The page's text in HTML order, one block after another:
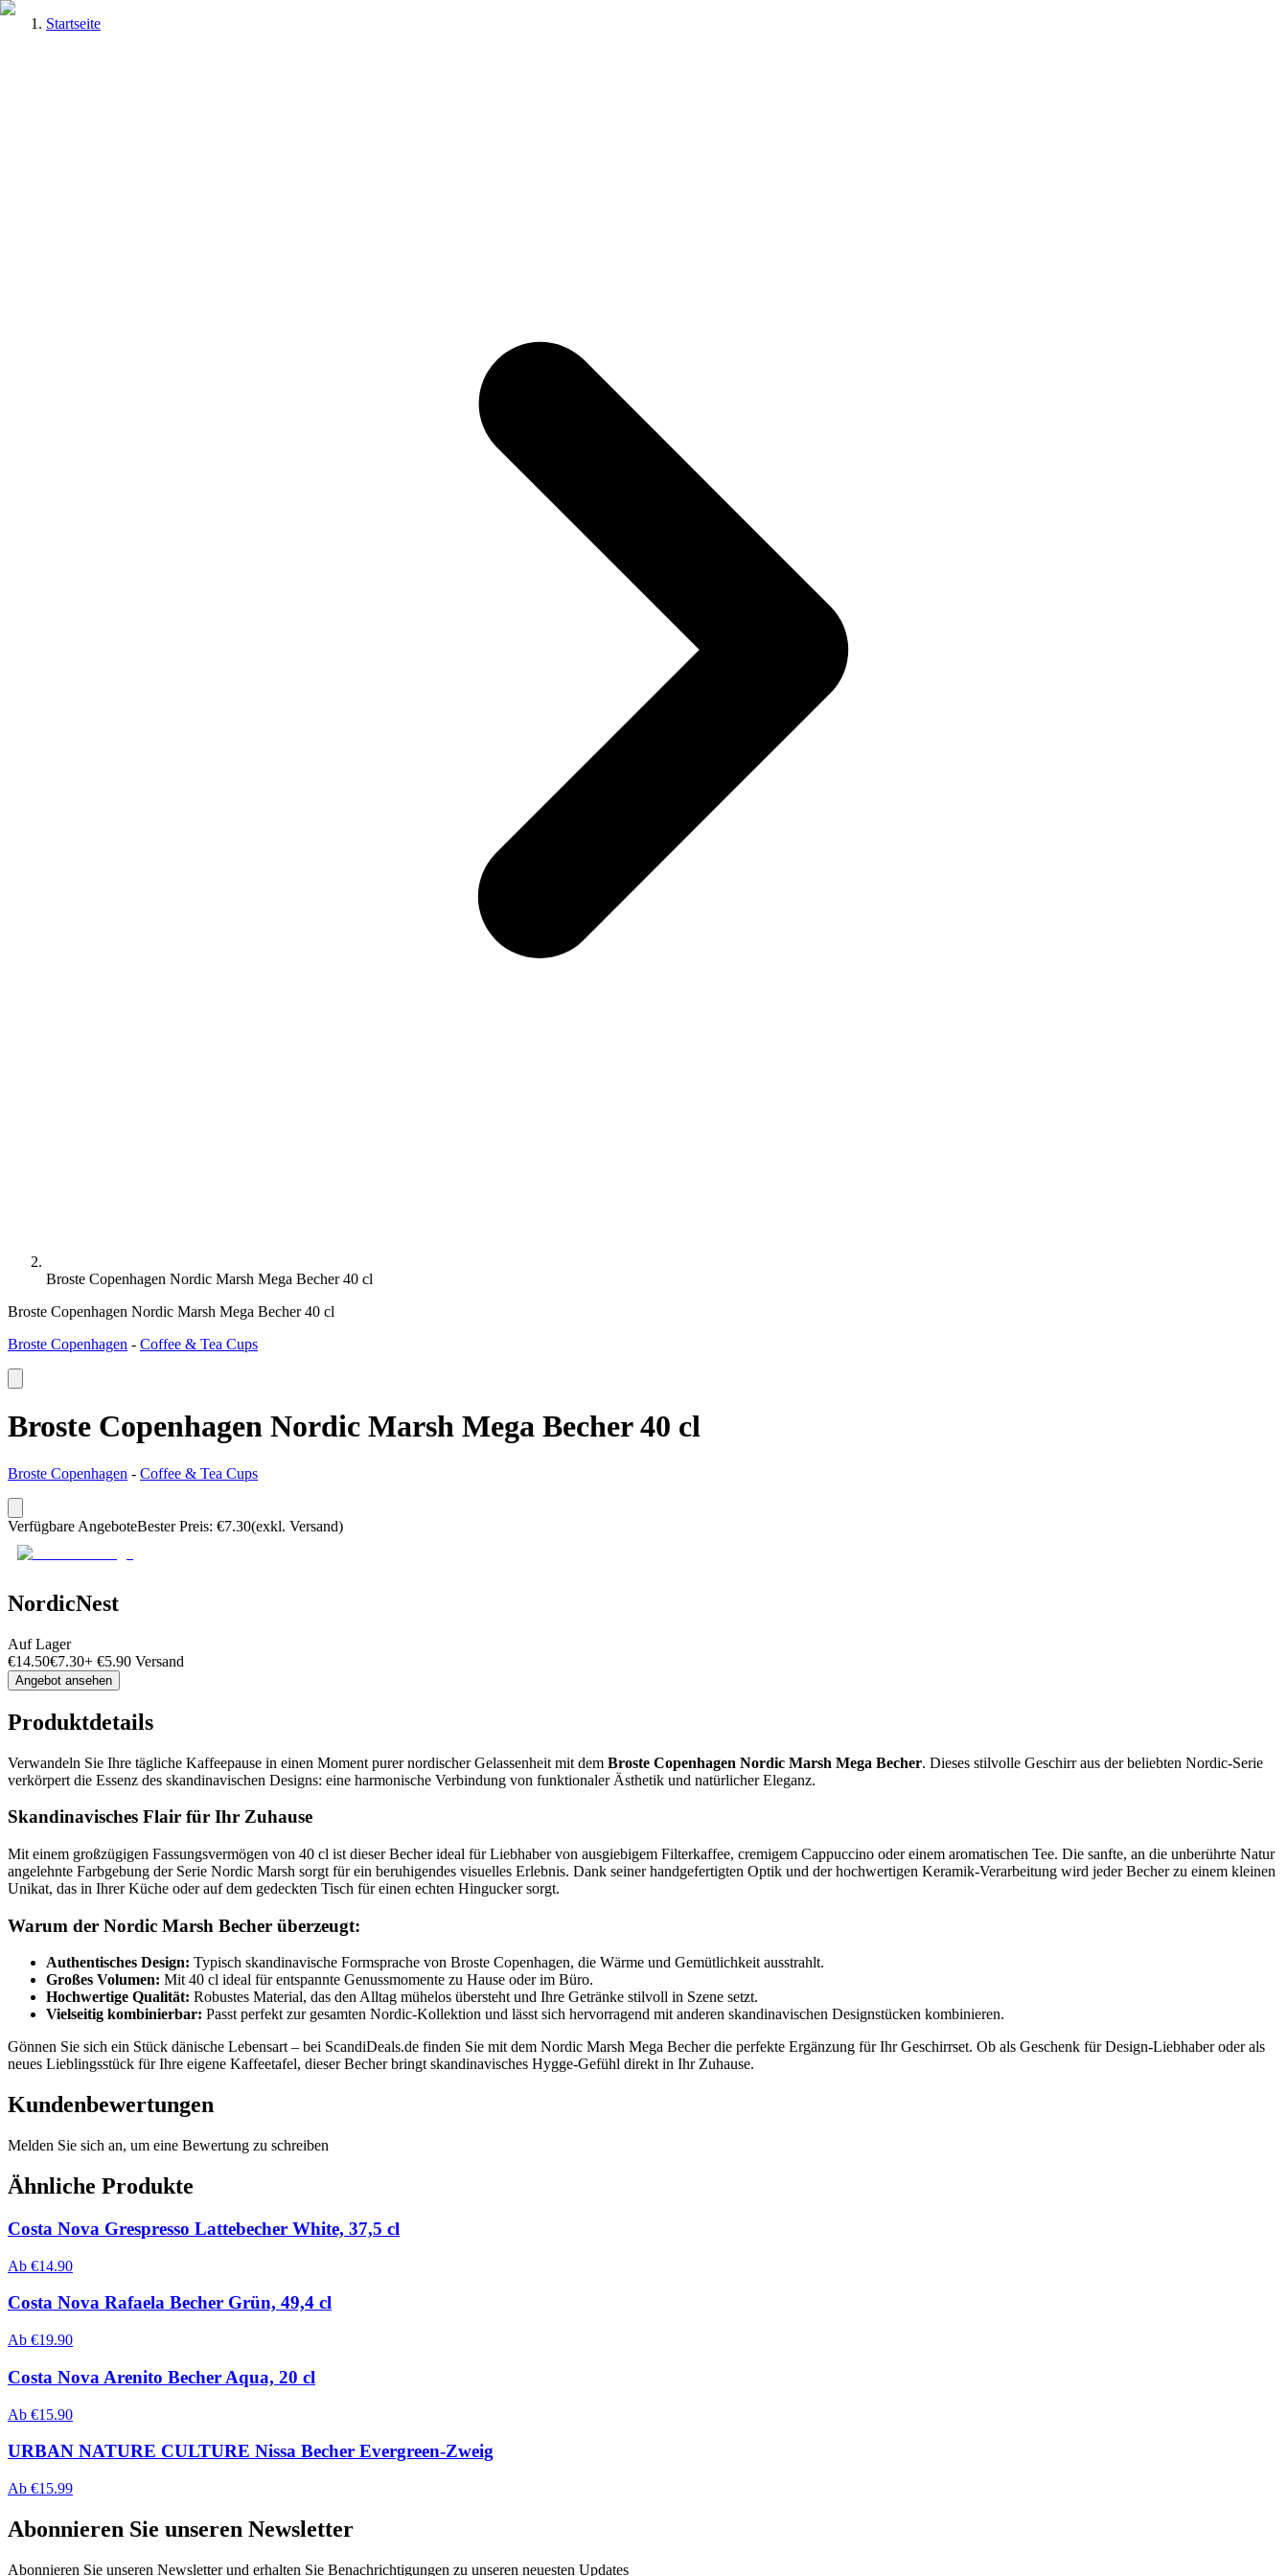
Startseite
Broste Copenhagen Nordic Marsh Mega Becher 40 cl
Broste Copenhagen Nordic Marsh Mega Becher 40 cl
Broste Copenhagen - Coffee & Tea Cups
Broste Copenhagen Nordic Marsh Mega Becher 40 cl
Broste Copenhagen - Coffee & Tea Cups
Verfügbare AngeboteBester Preis: €7.30(exkl. Versand)
NordicNest
Auf Lager
€14.50€7.30+ €5.90 Versand
Angebot ansehen
Produktdetails
Verwandeln Sie Ihre tägliche Kaffeepause in einen Moment purer nordischer Gelassenheit mit dem Broste Copenhagen Nordic Marsh Mega Becher. Dieses stilvolle Geschirr aus der beliebten Nordic-Serie
verkörpert die Essenz des skandinavischen Designs: eine harmonische Verbindung von funktionaler Ästhetik und natürlicher Eleganz.
Skandinavisches Flair für Ihr Zuhause
Mit einem großzügigen Fassungsvermögen von 40 cl ist dieser Becher ideal für Liebhaber von ausgiebigem Filterkaffee, cremigem Cappuccino oder einem aromatischen Tee. Die sanfte, an die unberührte Natur
angelehnte Farbgebung der Serie Nordic Marsh sorgt für ein beruhigendes visuelles Erlebnis. Dank seiner handgefertigten Optik und der hochwertigen Keramik-Verarbeitung wird jeder Becher zu einem kleinen
Unikat, das in Ihrer Küche oder auf dem gedeckten Tisch für einen echten Hingucker sorgt.
Warum der Nordic Marsh Becher überzeugt:
Authentisches Design: Typisch skandinavische Formsprache von Broste Copenhagen, die Wärme und Gemütlichkeit ausstrahlt.
Großes Volumen: Mit 40 cl ideal für entspannte Genussmomente zu Hause oder im Büro.
Hochwertige Qualität: Robustes Material, das den Alltag mühelos übersteht und Ihre Getränke stilvoll in Szene setzt.
Vielseitig kombinierbar: Passt perfekt zur gesamten Nordic-Kollektion und lässt sich hervorragend mit anderen skandinavischen Designstücken kombinieren.
Gönnen Sie sich ein Stück dänische Lebensart – bei ScandiDeals.de finden Sie mit dem Nordic Marsh Mega Becher die perfekte Ergänzung für Ihr Geschirrset. Ob als Geschenk für Design-Liebhaber oder als
neues Lieblingsstück für Ihre eigene Kaffeetafel, dieser Becher bringt skandinavisches Hygge-Gefühl direkt in Ihr Zuhause.
Kundenbewertungen
Melden Sie sich an, um eine Bewertung zu schreiben
Ähnliche Produkte
Costa Nova Grespresso Lattebecher White, 37,5 cl
Ab €14.90
Costa Nova Rafaela Becher Grün, 49,4 cl
Ab €19.90
Costa Nova Arenito Becher Aqua, 20 cl
Ab €15.90
URBAN NATURE CULTURE Nissa Becher Evergreen-Zweig
Ab €15.99
Abonnieren Sie unseren Newsletter
Abonnieren Sie unseren Newsletter und erhalten Sie Benachrichtigungen zu unseren neuesten Updates